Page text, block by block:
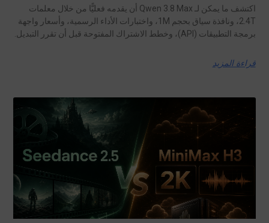
اكتشف ما يمكن لـ Qwen 3.8 Max أن يقدمه فعليًّا من خلال معلمات
2.4T، ونافذة سياق بحجم 1M، واختبارات الأداء الرسمية، وأسعار واجهة
برمجة التطبيقات (API)، وخطط الاشتراك المفتوحة قبل أن تقرر التبديل.
قراءة المزيد